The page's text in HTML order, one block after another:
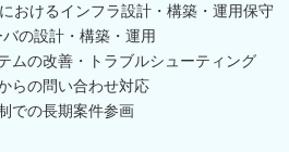
おけるインフラ設計・構築・運用保守
の設計・構築・運用
ムの改善・トラブルシューティング
らの問い合わせ対応
での長期案件参画